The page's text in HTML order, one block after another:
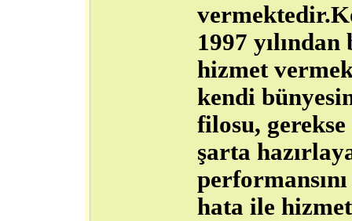
1997
hizmet
kendi
filosu,
şarta
hata ile